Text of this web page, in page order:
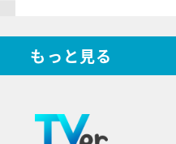
もっと見る